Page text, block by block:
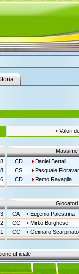
Valori
8
8
6
CD
Daniel Bertali
CS
Pasquale
CD
Remo Ravaglia
Giocatori
CA
Eugenio Palestrina
CC
Mirko Borghese
CC
Gennaro Scarpinato
ufficiale